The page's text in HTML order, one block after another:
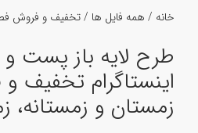
خانه / همه فایل ها /تخفیف و فروش
طرح لایه باز پست
اینستاگرام
زمستان و زمستانه،